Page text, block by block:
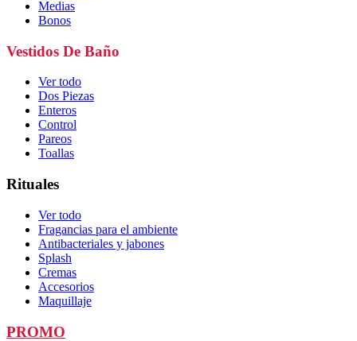
Medias
Bonos
Vestidos De Baño
Ver todo
Dos Piezas
Enteros
Control
Pareos
Toallas
Rituales
Ver todo
Fragancias para el ambiente
Antibacteriales y jabones
Splash
Cremas
Accesorios
Maquillaje
PROMO